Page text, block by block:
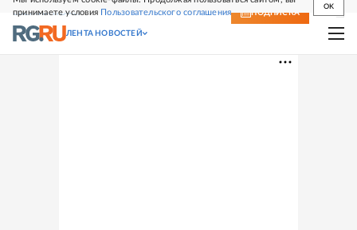
принимаете условия Пользовательского соглашения
OK
СВЕЖИЙ НОМЕР ПОДПИСКА
ЛЕНТА НОВОСТЕЙ